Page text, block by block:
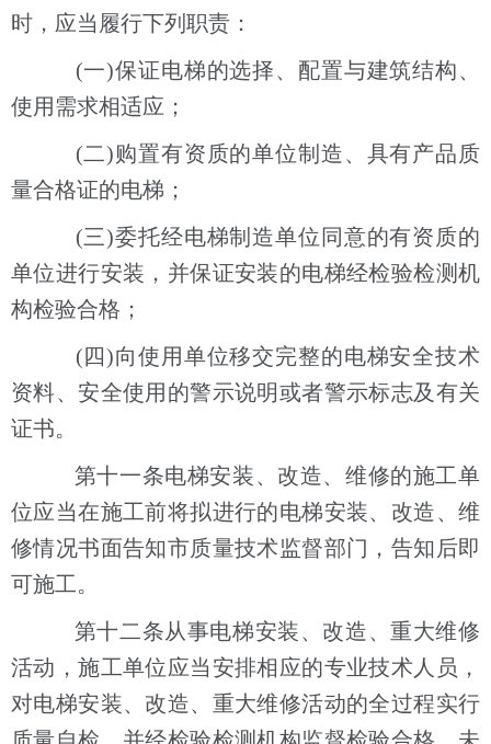
时，应当履行下列职责：
(一)保证电梯的选择、配置与建筑结构、
使用需求相适应；
(二)购置有资质的单位制造、具有产品质
量合格证的电梯；
(三)委托经电梯制造单位同意的有资质的
单位进行安装，并保证安装的电梯经检验检测机
构检验合格；
(四)向使用单位移交完整的电梯安全技术
资料、安全使用的警示说明或者警示标志及有关
证书。
第十一条电梯安装、改造、维修的施工单
位应当在施工前将拟进行的电梯安装、改造、维
修情况书面告知市质量技术监督部门，告知后即
可施工。
第十二条从事电梯安装、改造、重大维修
活动，施工单位应当安排相应的专业技术人员，
对电梯安装、改造、重大维修活动的全过程实行